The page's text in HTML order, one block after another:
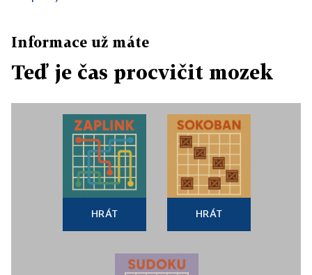
Informace už máte
Teď je čas procvičit mozek
HRÁT HRÁT